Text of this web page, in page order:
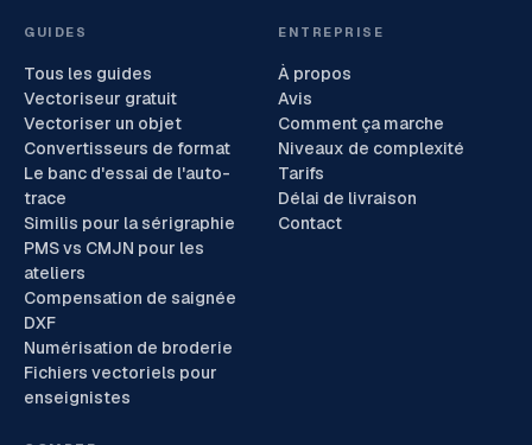
GUIDES
Tous les guides
Vectoriseur gratuit
Vectoriser un objet
Convertisseurs de format
Le banc d'essai de l'auto-
trace
Similis pour la sérigraphie
PMS vs CMJN pour les
ateliers
Compensation de saignée
DXF
Numérisation de broderie
Fichiers vectoriels pour
enseignistes
ENTREPRISE
À propos
Avis
Comment ça marche
Niveaux de complexité
Tarifs
Délai de livraison
Contact